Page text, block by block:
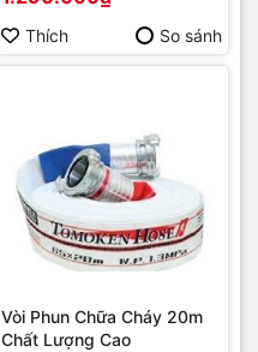
Thích So sánh
Vòi Phun Chữa Cháy 20m
Chất Lượng Cao